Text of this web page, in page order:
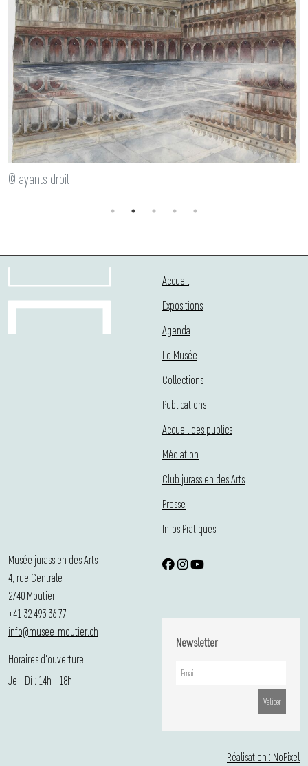
© ayants droit
Accueil
Expositions
Agenda
Le Musée
Collections
Publications
Accueil des publics
Médiation
Club jurassien des Arts
Presse
Infos Pratiques
Musée jurassien des Arts
4, rue Centrale
2740 Moutier
+41 32 493 36 77
info@musee-moutier.ch
Horaires d'ouverture
Je - Di : 14h - 18h
Newsletter
Réalisation : NoPixel